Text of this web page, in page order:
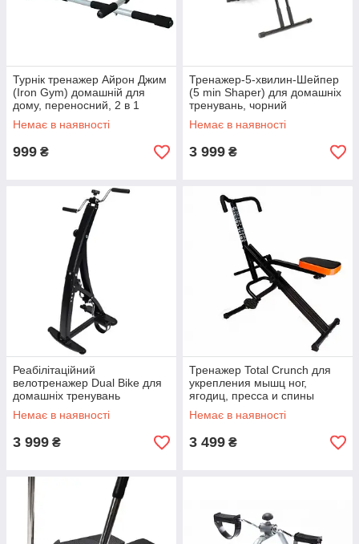
Турнік тренажер Айрон Джим
(Iron Gym) домашній для
дому, переносний, 2 в 1
настінний, підлоговий
Немає в наявності
999 ₴
Тренажер-5-хвилин-Шейпер
(5 min Shaper) для домашніх
тренувань, чорний
Немає в наявності
3 999 ₴
Реабілітаційний
велотренажер Dual Bike для
домашніх тренувань
Немає в наявності
3 999 ₴
Тренажер Total Crunch для
укрепления мышц ног,
ягодиц, пресса и спины
Немає в наявності
3 499 ₴